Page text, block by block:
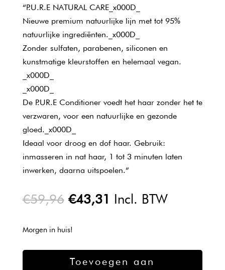
“P.U.R.E NATURAL CARE_x000D_
Nieuwe premium natuurlijke lijn met tot 95%
natuurlijke ingrediënten._x000D_
Zonder sulfaten, parabenen, siliconen en
kunstmatige kleurstoffen en helemaal vegan.
_x000D_
_x000D_
De P.UR.E Conditioner voedt het haar zonder het te
verzwaren, voor een natuurlijke en gezonde
gloed._x000D_
Ideaal voor droog en dof haar. Gebruik:
inmasseren in nat haar, 1 tot 3 minuten laten
inwerken, daarna uitspoelen.”
€59,96 Oorspronkelijke
was:
€43,31 Huidige
Incl. BTW
Morgen in huis!
Kadus
Toevoegen aan